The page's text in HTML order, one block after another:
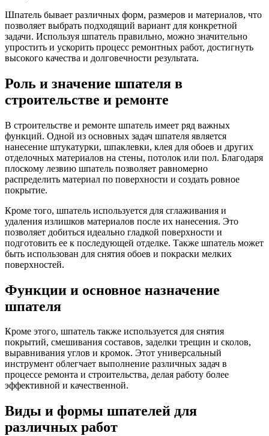
Шпатель бывает различных форм, размеров и материалов, что
позволяет выбрать подходящий вариант для конкретной
задачи. Используя шпатель правильно, можно значительно
упростить и ускорить процесс ремонтных работ, достигнуть
высокого качества и долговечности результата.
Роль и значение шпателя в
строительстве и ремонте
В строительстве и ремонте шпатель имеет ряд важных
функций. Одной из основных задач шпателя является
нанесение штукатурки, шпаклевки, клея для обоев и других
отделочных материалов на стены, потолок или пол. Благодаря
плоскому лезвию шпатель позволяет равномерно
распределить материал по поверхности и создать ровное
покрытие.
Кроме того, шпатель используется для сглаживания и
удаления излишков материалов после их нанесения. Это
позволяет добиться идеально гладкой поверхности и
подготовить ее к последующей отделке. Также шпатель может
быть использован для снятия обоев и покраски мелких
поверхностей.
Функции и основное назначение
шпателя
Кроме этого, шпатель также используется для снятия
покрытий, смешивания составов, заделки трещин и сколов,
выравнивания углов и кромок. Этот универсальный
инструмент облегчает выполнение различных задач в
процессе ремонта и строительства, делая работу более
эффективной и качественной.
Виды и формы шпателей для
различных работ